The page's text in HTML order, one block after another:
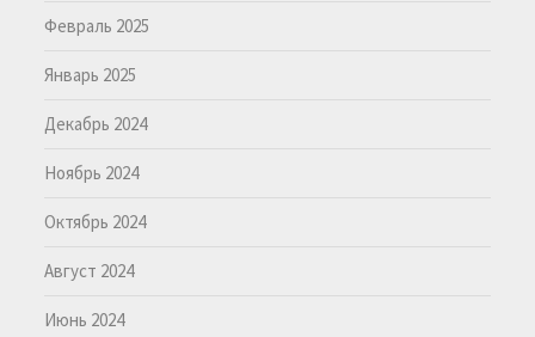
Февраль 2025
Январь 2025
Декабрь 2024
Ноябрь 2024
Октябрь 2024
Август 2024
Июнь 2024